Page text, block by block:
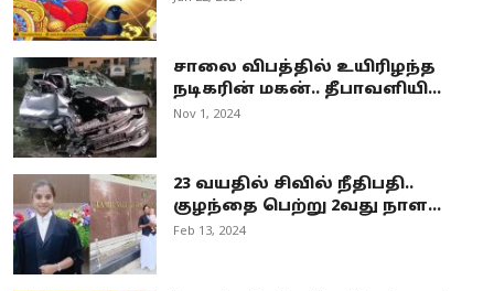
சாலை விபத்தில் உயிரிழந்த
நடிகரின் மகன்.. தீபாவளியி...
Nov 1, 2024
23 வயதில் சிவில் நீதிபதி..
குழந்தை பெற்று 2வது நாள...
Feb 13, 2024